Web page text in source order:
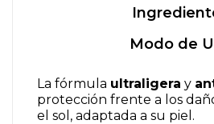
Modo de
La fórmula ultraligera y
protección frente a los
el sol, adaptada a su piel.